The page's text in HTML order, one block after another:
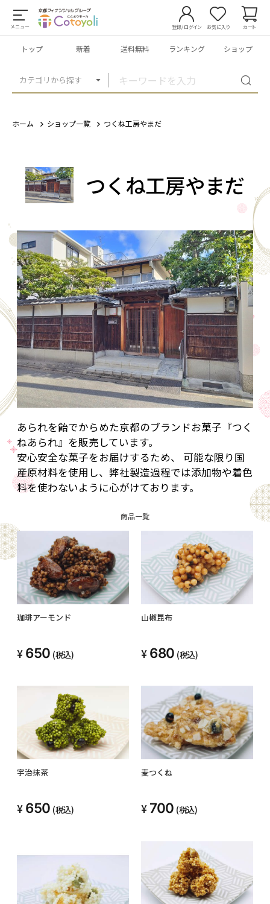
メニュー
カテゴリから探す
登録/ログイン お気に入り カート
トップ 新着 送料無料 ランキング ショップ
ホーム ショップ一覧 つくね工房やまだ
つくね工房やまだ
あられを飴でからめた京都のブランドお菓子『つく
ねあられ』を販売しています。
安心安全な菓子をお届けするため、 可能な限り国
産原材料を使用し、弊社製造過程では添加物や着色
料を使わないように心がけております。
商品一覧
珈琲アーモンド
650 (税込)
山椒昆布
680 (税込)
宇治抹茶
650 (税込)
麦つくね
700 (税込)